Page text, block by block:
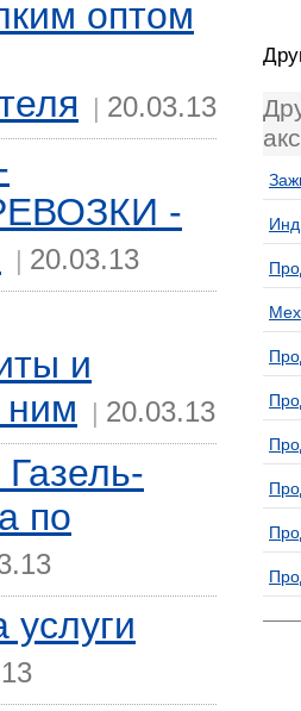
оптом
| 20.03.13
-
| 20.03.13
и
ним | 20.03.13
по